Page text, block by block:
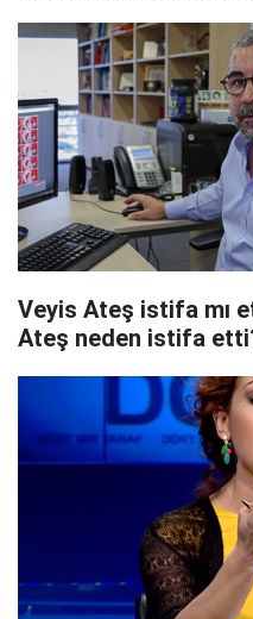
Veyis Ateş istifa mı
Ateş neden istifa